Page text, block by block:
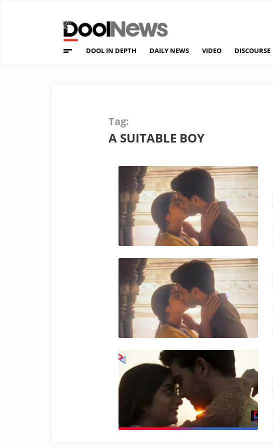
DOOL IN DEPTH DAILY NEWS VIDEO DISCOURSE
Tag:
A SUITABLE BOY